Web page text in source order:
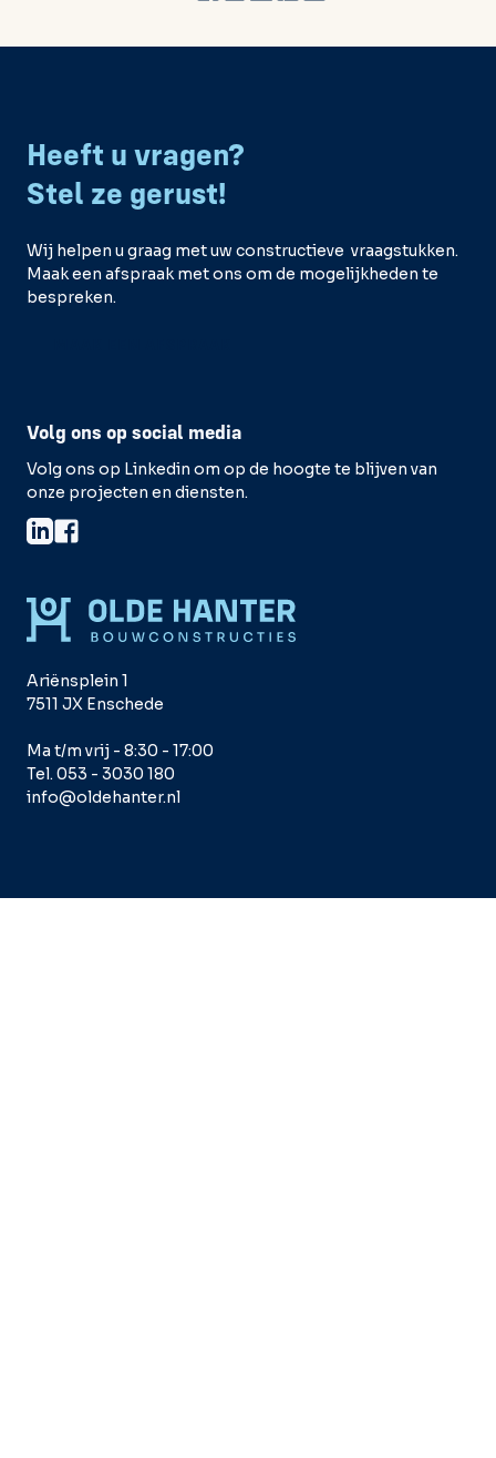
Heeft u vragen?
Stel ze gerust!
Wij helpen u graag met uw constructieve vraagstukken.
Maak een afspraak met ons om de mogelijkheden te
bespreken.
Volg ons op social media
Volg ons op Linkedin om op de hoogte te blijven van
onze projecten en diensten.
Ariënsplein 1
7511 JX Enschede
Ma t/m vrij - 8:30 - 17:00
Tel. 053 - 3030 180
info@oldehanter.nl